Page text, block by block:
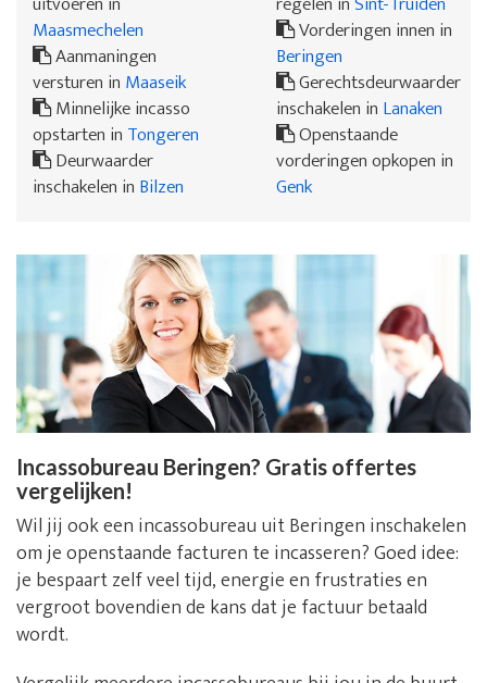
Maasmechelen
Aanmaningen
versturen in Maaseik
Minnelijke incasso
opstarten in Tongeren
Deurwaarder
inschakelen in Bilzen
Vorderingen innen in
Beringen
Gerechtsdeurwaarder
inschakelen in Lanaken
Openstaande
vorderingen opkopen in
Genk
Incassobureau Beringen? Gratis offertes
vergelijken!
Wil jij ook een incassobureau uit Beringen inschakelen
om je openstaande facturen te incasseren? Goed idee:
je bespaart zelf veel tijd, energie en frustraties en
vergroot bovendien de kans dat je factuur betaald
wordt.